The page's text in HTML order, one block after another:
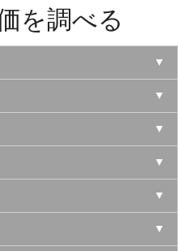
を調べる